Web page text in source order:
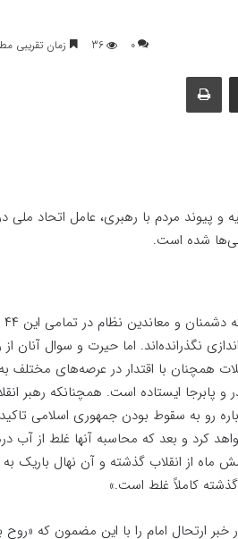
0
36 زمان تقریبی مطالعه
اشتراک گذاری با ایمیل چاپ
پیوند مردم با رهبری، عامل اتحاد ملی
شده است.
نگذرانده‌اند. اما حیرت و سوال آنان از
همچنان با اقتدار در عرصه‌های مختلف
ایستاده است. همچنانکه رهبر
رو به سقوط بودن جمهوری اسلامی
کرد و بعد که محاسبه آنها غلط از آب
ماه از انقلاب گذشته و آن نهال باریک
کاملاً غلط است.»
وقتی گوینده اخبار خبر ارتحال امام را با این مضمون که